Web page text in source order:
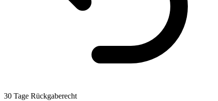
30 Tage Rückgaberecht